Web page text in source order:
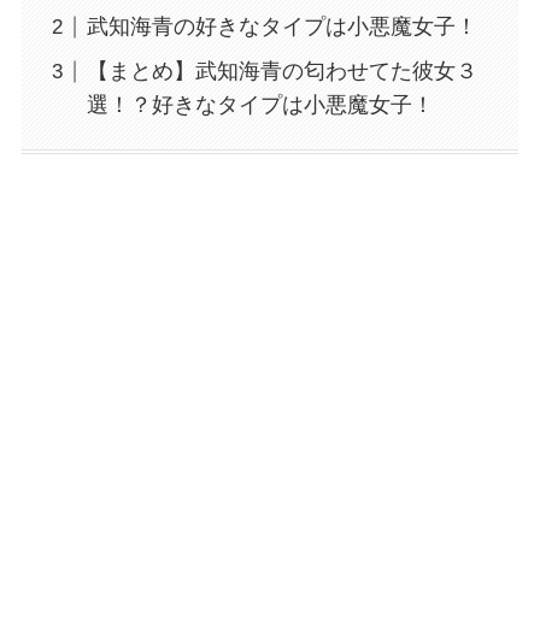
武知海青の好きなタイプは小悪魔女子！
【まとめ】武知海青の匂わせてた彼女３
選！？好きなタイプは小悪魔女子！